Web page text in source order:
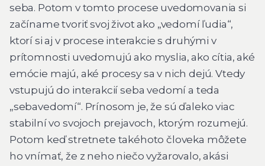
seba. Potom v tomto procese uvedomovania si
začíname tvoriť svoj život ako „vedomí ľudia“,
ktorí si aj v procese interakcie s druhými v
prítomnosti uvedomujú ako myslia, ako cítia, aké
emócie majú, aké procesy sa v nich dejú. Vtedy
vstupujú do interakcií seba vedomí a teda
„sebavedomí“. Prínosom je, že sú ďaleko viac
stabilní vo svojoch prejavoch, ktorým rozumejú.
Potom keď stretnete takéhoto človeka môžete
ho vnímať, že z neho niečo vyžarovalo, akási